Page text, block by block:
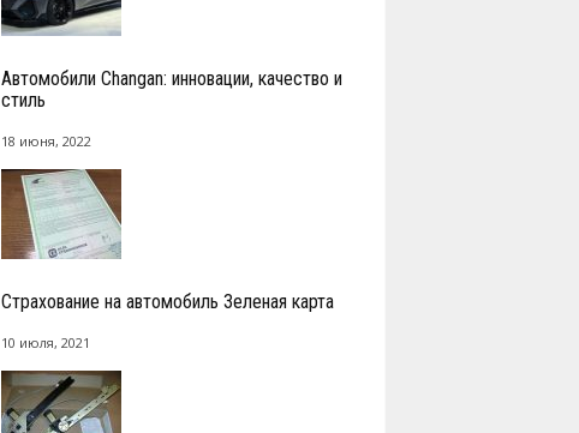
Автомобили Changan: инновации, качество и
стиль
18 июня, 2022
Страхование на автомобиль Зеленая карта
10 июля, 2021